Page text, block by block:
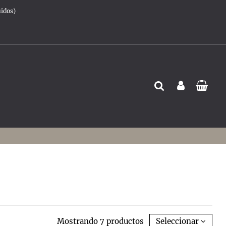
Mostrando 7 productos Seleccionar